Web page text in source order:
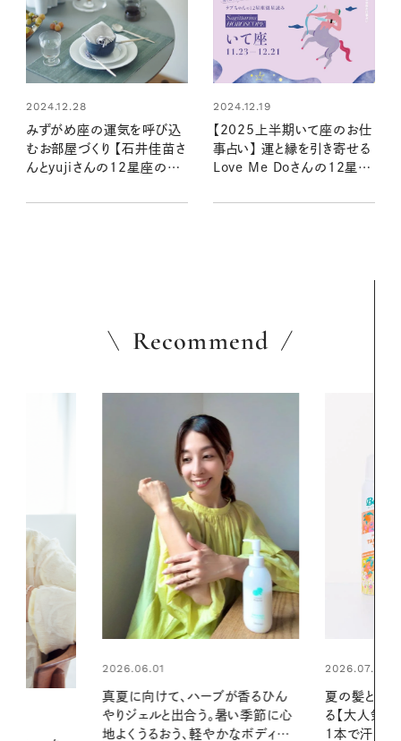
2024.12.28
みずがめ座の運気を呼び込
むお部屋づくり 【石井佳苗さ
んとyujiさんの12星座のシ
ア】
2024.12.19
【2025上半期いて座のお仕
事占い】 運と縁を引き寄せる
Love Me Doさんの12星座
Recommend
2026.07.24
夏の髪と心が瞬時にリフレッシュす
る【大人気のドライシャンプー】 この
1本で汗ばむ季節も一日中心地よく
2026.06.01
お出かけ前
の一日。汗ば
に過ごす私